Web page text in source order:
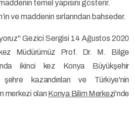
temel yapısını gösterir.
ve maddenin sırlarından bahseder.
Gezici Sergisi 14 Ağustos 2020
Müdürümüz Prof. Dr. M. Bilge
ikinci kez Konya Büyükşehir
kazandırılan ve Türkiye'nin
merkezi olan Konya Bilim Merkezi'nde